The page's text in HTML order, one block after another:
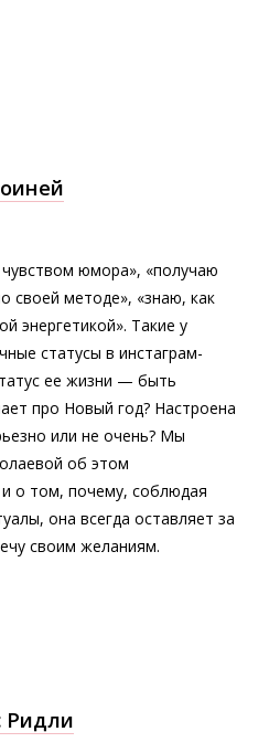
чувством юмора», «получаю
своей методе», «знаю, как
энергетикой». Такие у
статусы в инстаграм-
ее жизни — быть
про Новый год? Настроена
или не очень? Мы
об этом
о том, почему, соблюдая
она всегда оставляет за
своим желаниям.
Ридли